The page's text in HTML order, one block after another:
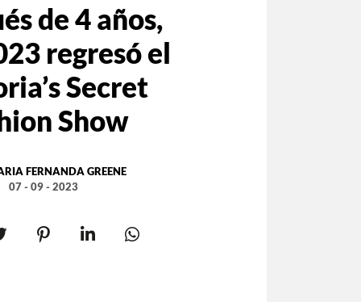
de 4 años,
regresó el
Secret
Show
FERNANDA GREENE
07 - 09 - 2023